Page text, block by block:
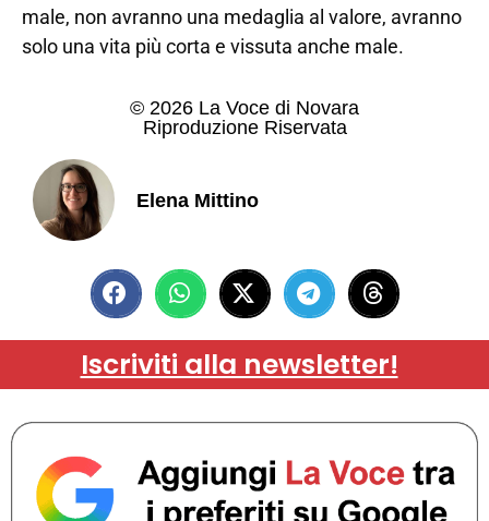
male, non avranno una medaglia al valore, avranno
solo una vita più corta e vissuta anche male.
© 2026 La Voce di Novara
Riproduzione Riservata
Elena Mittino
Iscriviti alla newsletter!